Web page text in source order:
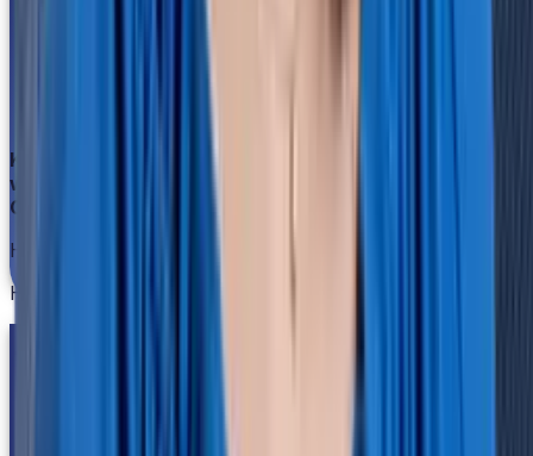
Keine Lösung für unsere Anforderungen? Das haben
wir bei HRlab noch nie erlebt.
Christina Pflaumbaum
Human Resources Director
Holmes Place